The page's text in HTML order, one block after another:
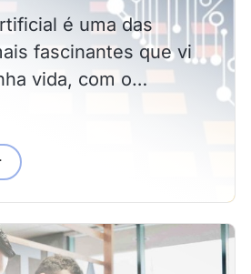
é uma das
fascinantes que vi
vida, com o
de nos permitir
o que hoje se fazia